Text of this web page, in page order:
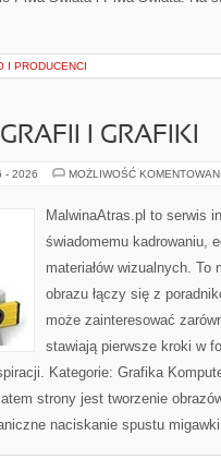
I PRODUCENCI
I GRAFIKI
- 2026 MOŻLIWOŚĆ
MalwinaAtras.pl to serwis
świadomemu kadrowaniu,
materiałów wizualnych.
obrazu łączy się z
może zainteresować
stawiają pierwsze kroki w
Kategorie: Grafika
strony jest tworzenie
naciskanie spustu